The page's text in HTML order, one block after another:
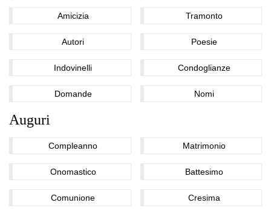
Amicizia Tramonto
Autori Poesie
Indovinelli Condoglianze
Domande Nomi
Auguri
Compleanno Matrimonio
Onomastico Battesimo
Comunione Cresima